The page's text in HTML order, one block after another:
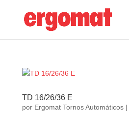
TD 16/26/36 E
por Ergomat Tornos Automáticos|